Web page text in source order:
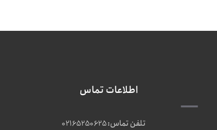
اطلاعات تماس
تلفن تماس:02165250625